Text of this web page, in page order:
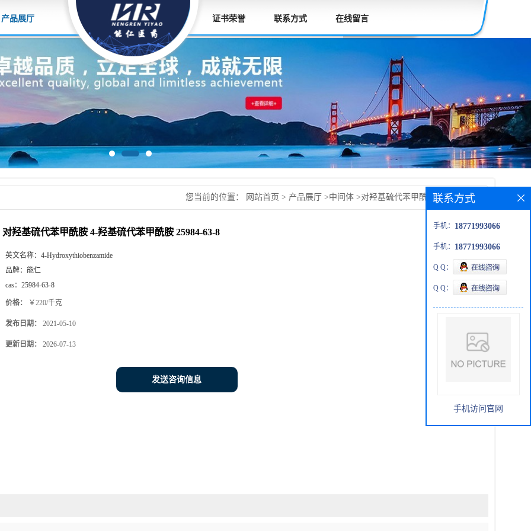
产品展厅 证书荣誉 联系方式 在线留言
您当前的位置： 网站首页 > 产品展厅 >中间体 >对羟基硫代苯甲酰胺 4-羟基硫代
对羟基硫代苯甲酰胺 4-羟基硫代苯甲酰胺 25984-63-8
英文名称： 4-Hydroxythiobenzamide
品牌： 能仁
cas： 25984-63-8
价格： ￥220/千克
发布日期： 2021-05-10
更新日期： 2026-07-13
发送咨询信息
联系方式
手机： 18771993066
手机： 18771993066
Q Q：
Q Q：
手机访问官网